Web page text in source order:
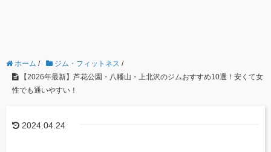
ホーム / ジム・フィットネス /
【2026年最新】芦花公園・八幡山・上北沢のジムおすすめ10選！安くて女
性でも通いやすい！
2024.04.24